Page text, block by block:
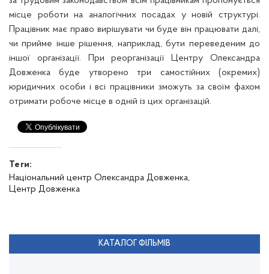
місце роботи на аналогічних посадах у новій структурі.
Працівник має право вирішувати чи буде він працювати далі,
чи прийме інше рішення, наприклад, бути переведеним до
іншої організації. При реорганізації Центру Олександра
Довженка буде утворено три самостійних (окремих)
юридичних особи і всі працівники зможуть за своїм фахом
отримати робоче місце в одній із цих організацій.
Теги:
Національний центр Олександра Довженка,
Центр Довженка
КАТАЛОГ ФІЛЬМІВ